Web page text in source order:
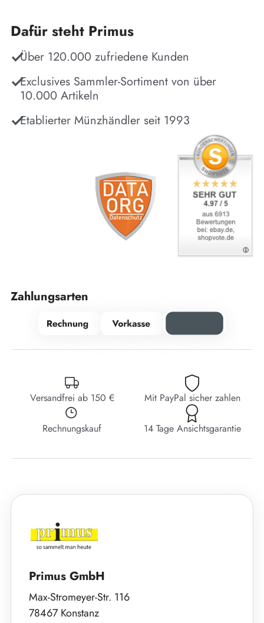
Dafür steht Primus
Über 120.000 zufriedene Kunden
Exclusives Sammler-Sortiment von über
10.000 Artikeln
Etablierter Münzhändler seit 1993
Zahlungsarten
Versandfrei ab 150 € Mit PayPal sicher zahlen
Rechnungskauf 14 Tage Ansichtsgarantie
Primus GmbH
Max-Stromeyer-Str. 116
78467 Konstanz